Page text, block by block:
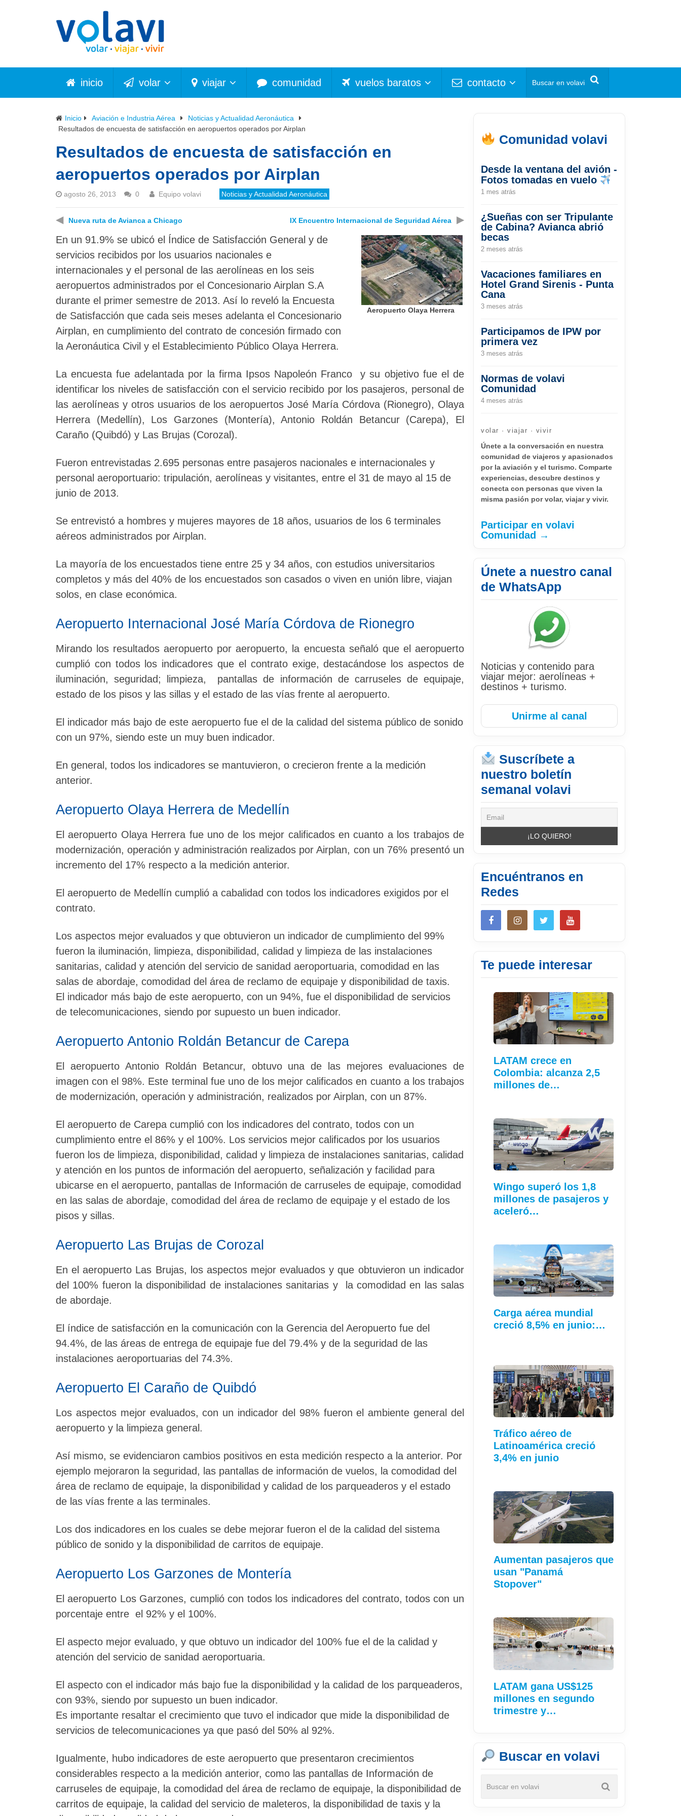
inicio volar viajar comunidad vuelos baratos contacto
Inicio Aviación e Industria Aérea
Noticias y Actualidad Aeronáutica
Resultados de encuesta de satisfacción en aeropuertos operados por Airplan
Resultados de encuesta de satisfacción en
aeropuertos operados por Airplan
agosto 26, 2013 0 Equipo volavi Noticias y Actualidad Aeronáutica
◀ Nueva ruta de Avianca a Chicago IX Encuentro Internacional de Seguridad Aérea ▶
Aeropuerto Olaya Herrera
En un 91.9% se ubicó el Índice de Satisfacción General y de
servicios recibidos por los usuarios nacionales e
internacionales y el personal de las aerolíneas en los seis
aeropuertos administrados por el Concesionario Airplan S.A
durante el primer semestre de 2013. Así lo reveló la Encuesta
de Satisfacción que cada seis meses adelanta el Concesionario
Airplan, en cumplimiento del contrato de concesión firmado con
la Aeronáutica Civil y el Establecimiento Público Olaya Herrera.
La encuesta fue adelantada por la firma Ipsos Napoleón Franco y su objetivo fue el de
identificar los niveles de satisfacción con el servicio recibido por los pasajeros, personal de
las aerolíneas y otros usuarios de los aeropuertos José María Córdova (Rionegro), Olaya
Herrera (Medellín), Los Garzones (Montería), Antonio Roldán Betancur (Carepa), El
Caraño (Quibdó) y Las Brujas (Corozal).
Fueron entrevistadas 2.695 personas entre pasajeros nacionales e internacionales y
personal aeroportuario: tripulación, aerolíneas y visitantes, entre el 31 de mayo al 15 de
junio de 2013.
Se entrevistó a hombres y mujeres mayores de 18 años, usuarios de los 6 terminales
aéreos administrados por Airplan.
La mayoría de los encuestados tiene entre 25 y 34 años, con estudios universitarios
completos y más del 40% de los encuestados son casados o viven en unión libre, viajan
solos, en clase económica.
Aeropuerto Internacional José María Córdova de Rionegro
Mirando los resultados aeropuerto por aeropuerto, la encuesta señaló que el aeropuerto
cumplió con todos los indicadores que el contrato exige, destacándose los aspectos de
iluminación, seguridad; limpieza, pantallas de información de carruseles de equipaje,
estado de los pisos y las sillas y el estado de las vías frente al aeropuerto.
El indicador más bajo de este aeropuerto fue el de la calidad del sistema público de sonido
con un 97%, siendo este un muy buen indicador.
En general, todos los indicadores se mantuvieron, o crecieron frente a la medición
anterior.
Aeropuerto Olaya Herrera de Medellín
El aeropuerto Olaya Herrera fue uno de los mejor calificados en cuanto a los trabajos de
modernización, operación y administración realizados por Airplan, con un 76% presentó un
incremento del 17% respecto a la medición anterior.
El aeropuerto de Medellín cumplió a cabalidad con todos los indicadores exigidos por el
contrato.
Los aspectos mejor evaluados y que obtuvieron un indicador de cumplimiento del 99%
fueron la iluminación, limpieza, disponibilidad, calidad y limpieza de las instalaciones
sanitarias, calidad y atención del servicio de sanidad aeroportuaria, comodidad en las
salas de abordaje, comodidad del área de reclamo de equipaje y disponibilidad de taxis.
El indicador más bajo de este aeropuerto, con un 94%, fue el disponibilidad de servicios
de telecomunicaciones, siendo por supuesto un buen indicador.
Aeropuerto Antonio Roldán Betancur de Carepa
El aeropuerto Antonio Roldán Betancur, obtuvo una de las mejores evaluaciones de
imagen con el 98%. Este terminal fue uno de los mejor calificados en cuanto a los trabajos
de modernización, operación y administración, realizados por Airplan, con un 87%.
El aeropuerto de Carepa cumplió con los indicadores del contrato, todos con un
cumplimiento entre el 86% y el 100%. Los servicios mejor calificados por los usuarios
fueron los de limpieza, disponibilidad, calidad y limpieza de instalaciones sanitarias, calidad
y atención en los puntos de información del aeropuerto, señalización y facilidad para
ubicarse en el aeropuerto, pantallas de Información de carruseles de equipaje, comodidad
en las salas de abordaje, comodidad del área de reclamo de equipaje y el estado de los
pisos y sillas.
Aeropuerto Las Brujas de Corozal
En el aeropuerto Las Brujas, los aspectos mejor evaluados y que obtuvieron un indicador
del 100% fueron la disponibilidad de instalaciones sanitarias y la comodidad en las salas
de abordaje.
El índice de satisfacción en la comunicación con la Gerencia del Aeropuerto fue del
94.4%, de las áreas de entrega de equipaje fue del 79.4% y de la seguridad de las
instalaciones aeroportuarias del 74.3%.
Aeropuerto El Caraño de Quibdó
Los aspectos mejor evaluados, con un indicador del 98% fueron el ambiente general del
aeropuerto y la limpieza general.
Así mismo, se evidenciaron cambios positivos en esta medición respecto a la anterior. Por
ejemplo mejoraron la seguridad, las pantallas de información de vuelos, la comodidad del
área de reclamo de equipaje, la disponibilidad y calidad de los parqueaderos y el estado
de las vías frente a las terminales.
Los dos indicadores en los cuales se debe mejorar fueron el de la calidad del sistema
público de sonido y la disponibilidad de carritos de equipaje.
Aeropuerto Los Garzones de Montería
El aeropuerto Los Garzones, cumplió con todos los indicadores del contrato, todos con un
porcentaje entre el 92% y el 100%.
El aspecto mejor evaluado, y que obtuvo un indicador del 100% fue el de la calidad y
atención del servicio de sanidad aeroportuaria.
El aspecto con el indicador más bajo fue la disponibilidad y la calidad de los parqueaderos,
con 93%, siendo por supuesto un buen indicador.
Es importante resaltar el crecimiento que tuvo el indicador que mide la disponibilidad de
servicios de telecomunicaciones ya que pasó del 50% al 92%.
Igualmente, hubo indicadores de este aeropuerto que presentaron crecimientos
considerables respecto a la medición anterior, como las pantallas de Información de
carruseles de equipaje, la comodidad del área de reclamo de equipaje, la disponibilidad de
carritos de equipaje, la calidad del servicio de maleteros, la disponibilidad de taxis y la
Comunidad volavi
Desde la ventana del avión -
Fotos tomadas en vuelo
1 mes atrás
¿Sueñas con ser Tripulante
de Cabina? Avianca abrió
becas
2 meses atrás
Vacaciones familiares en
Hotel Grand Sirenis - Punta
Cana
3 meses atrás
Participamos de IPW por
primera vez
3 meses atrás
Normas de volavi
Comunidad
4 meses atrás
volar · viajar · vivir
Únete a la conversación en nuestra
comunidad de viajeros y apasionados
por la aviación y el turismo. Comparte
experiencias, descubre destinos y
conecta con personas que viven la
misma pasión por volar, viajar y vivir.
Participar en volavi
Comunidad →
Únete a nuestro canal
de WhatsApp
Noticias y contenido para
viajar mejor: aerolíneas +
destinos + turismo.
Unirme al canal
Suscríbete a
nuestro boletín
semanal volavi
Encuéntranos en
Redes
Te puede interesar
LATAM crece en
Colombia: alcanza 2,5
millones de…
Wingo superó los 1,8
millones de pasajeros y
aceleró…
Carga aérea mundial
creció 8,5% en junio:…
Tráfico aéreo de
Latinoamérica creció
3,4% en junio
Aumentan pasajeros que
usan "Panamá
Stopover"
LATAM gana US$125
millones en segundo
trimestre y…
Buscar en volavi